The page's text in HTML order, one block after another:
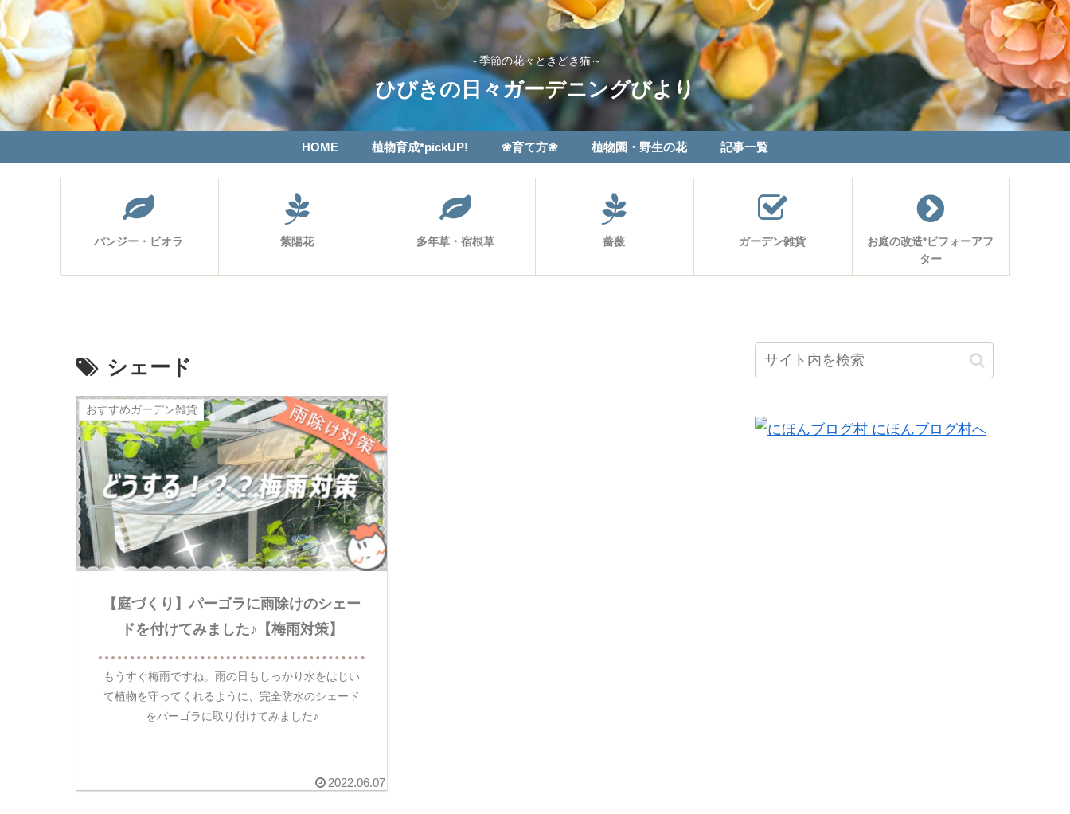
～季節の花々ときどき猫～
ひびきの日々ガーデニングびより
HOME 植物育成*pickUP! ❀育て方❀ 植物園・野生の花 記事一覧
パンジー・ビオラ 紫陽花 多年草・宿根草 薔薇 ガーデン雑貨
お庭の改造*ビフォーアフ
ター
シェード
おすすめガーデン雑貨
【庭づくり】パーゴラに雨除けのシェー
ドを付けてみました♪【梅雨対策】
もうすぐ梅雨ですね。雨の日もしっかり水をはじい
て植物を守ってくれるように、完全防水のシェード
をパーゴラに取り付けてみました♪
2022.06.07